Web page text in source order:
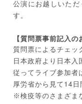
公演にお越しいた
す。
【質問票事前記入の
質問票によるチェッ
日本政府より日本入
従ってライブ参加者
厚労省から見て 14
※ 検疫等のさまざま